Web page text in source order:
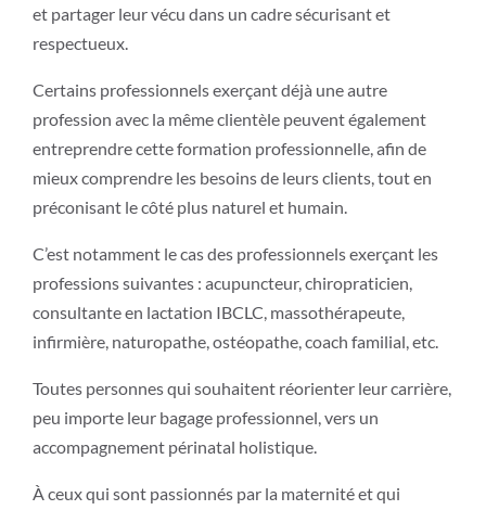
et partager leur vécu dans un cadre sécurisant et
respectueux.
Certains professionnels exerçant déjà une autre
profession avec la même clientèle peuvent également
entreprendre cette formation professionnelle, afin de
mieux comprendre les besoins de leurs clients, tout en
préconisant le côté plus naturel et humain.
C’est notamment le cas des professionnels exerçant les
professions suivantes : acupuncteur, chiropraticien,
consultante en lactation IBCLC, massothérapeute,
infirmière, naturopathe, ostéopathe, coach familial, etc.
Toutes personnes qui souhaitent réorienter leur carrière,
peu importe leur bagage professionnel, vers un
accompagnement périnatal holistique.
À ceux qui sont passionnés par la maternité et qui